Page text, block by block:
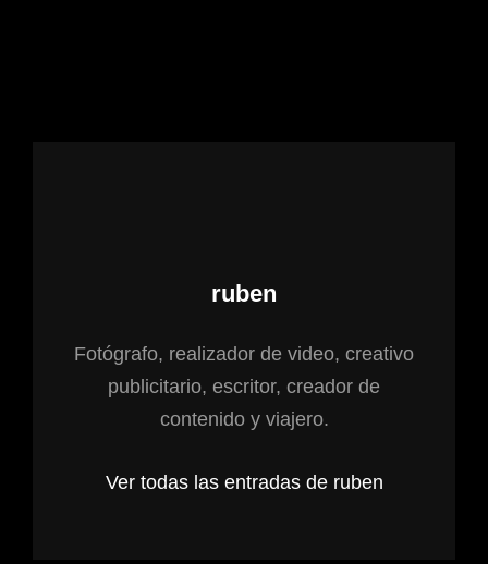
Autor:
ruben
Fotógrafo, realizador de video, creativo
publicitario, escritor, creador de
contenido y viajero.
Ver todas las entradas de ruben